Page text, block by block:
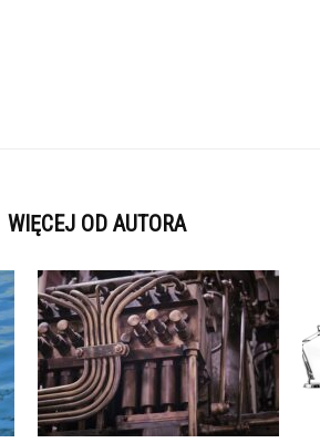
WIĘCEJ OD AUTORA